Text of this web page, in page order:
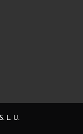
L. U.